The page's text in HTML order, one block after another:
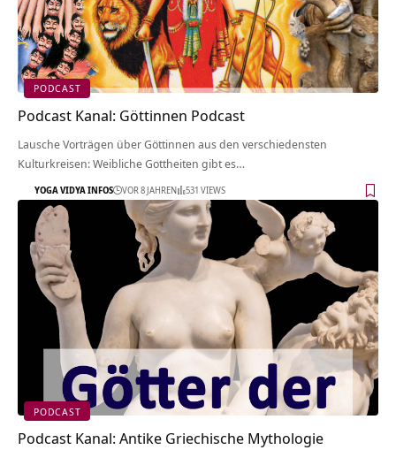
PODCAST
Podcast Kanal: Göttinnen Podcast
Lausche Vorträgen über Göttinnen aus den verschiedensten
Kulturkreisen: Weibliche Gottheiten gibt es…
YOGA VIDYA INFOS VOR 8 JAHREN 531 VIEWS
PODCAST
Podcast Kanal: Antike Griechische Mythologie